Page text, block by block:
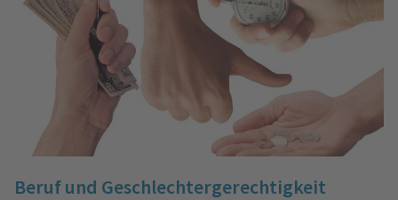
Beruf und Geschlechtergerechtigkeit